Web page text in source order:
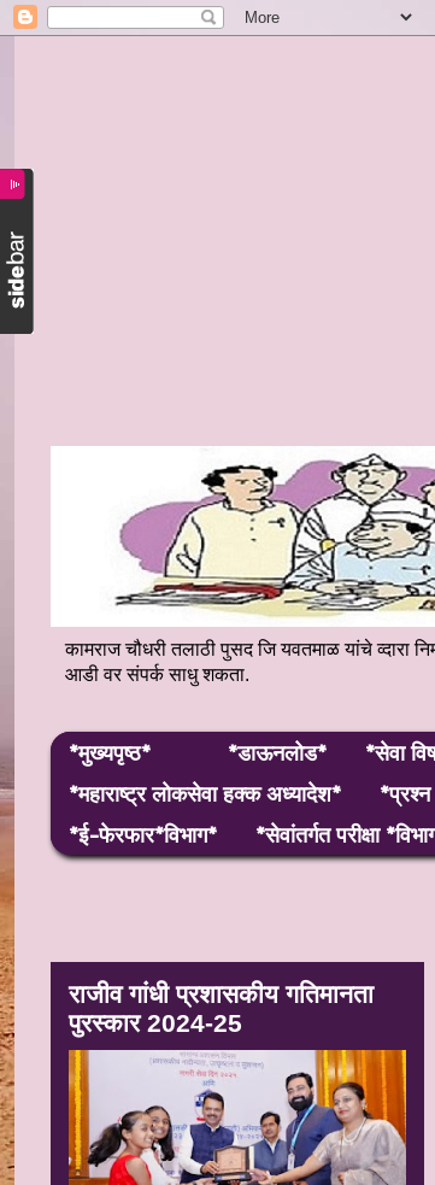
कामराज चौधरी तलाठी पुसद जि यवतमाळ यांचे व्दारा
आडी वर संपर्क साधु शकता.
*मुख्यपृष्ठ* *डाऊनलोड* *सेवा
*महाराष्ट्र लाेकसेवा हक्क अध्यादेश*
*प्रश्न
*ई-फेरफार*विभाग*
*सेवांतर्गत परीक्षा
राजीव गांधी प्रशासकीय गतिमानता
पुरस्कार 2024-25